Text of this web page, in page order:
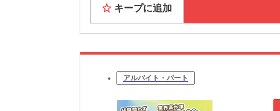
キープに追加
アルバイト・パート